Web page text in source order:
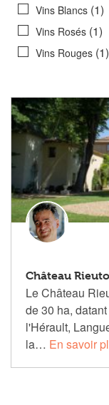
Vins Blancs (1)
Vins Rosés (1)
Vins Rouges (1)
Château
Le Château
de 30 ha,
l'Hérault,
la… En savoir